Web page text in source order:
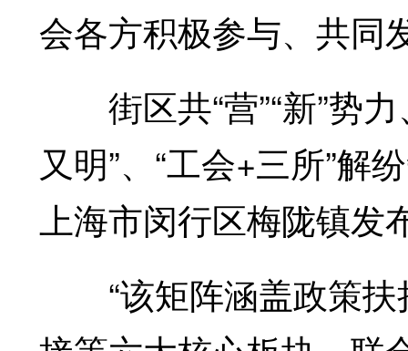
会各方积极参与、共同
街区共“营”“新”势力
又明”、“工会+三所”
上海市闵行区梅陇镇发
“该矩阵涵盖政策扶